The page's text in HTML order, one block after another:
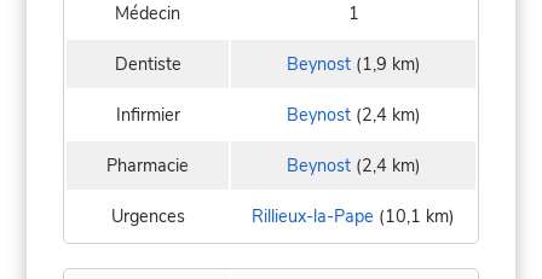
Médecin 1
Dentiste Beynost(1,9 km)
Infirmier Beynost(2,4 km)
Pharmacie Beynost(2,4 km)
Urgences Rillieux-la-Pape (10,1 km)